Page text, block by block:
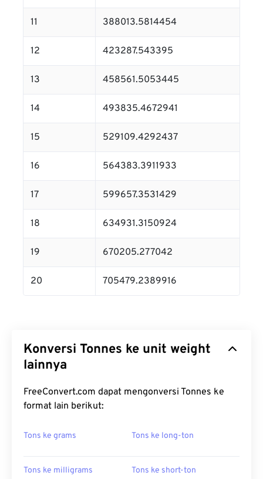
11 388013.5814454
12 423287.543395
13 458561.5053445
14 493835.4672941
15 529109.4292437
16 564383.3911933
17 599657.3531429
18 634931.3150924
19 670205.277042
20 705479.2389916
Konversi Tonnes ke unit weight
lainnya
FreeConvert.com dapat mengonversi Tonnes ke
format lain berikut:
Tons ke grams Tons ke long-ton
Tons ke milligrams Tons ke short-ton